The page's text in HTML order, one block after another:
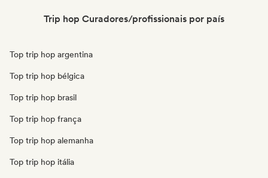
Trip hop Curadores/profissionais por país
Top trip hop argentina
Top trip hop bélgica
Top trip hop brasil
Top trip hop frança
Top trip hop alemanha
Top trip hop itália